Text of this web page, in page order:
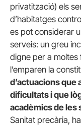
privatització) els
d’habitatges
es pot considerar
serveis: un greu
digne per a moltes
l’emparen la
d’actuacions que
dificultats i que
acadèmics de les
Sanitat precària,